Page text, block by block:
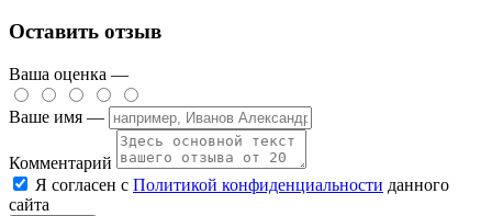
Оставить отзыв
Ваша оценка —
Ваше имя —
Комментарий
Я согласен с Политикой конфиденциальности данного
сайта